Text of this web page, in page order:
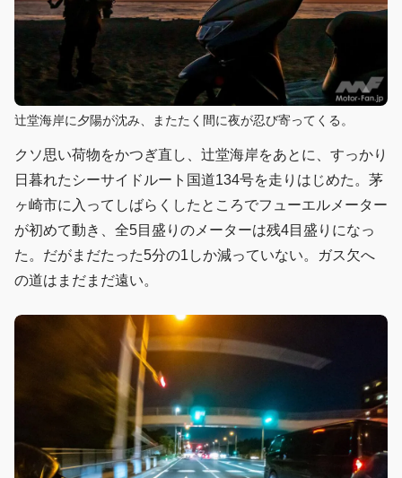
辻堂海岸に夕陽が沈み、またたく間に夜が忍び寄ってくる。
クソ思い荷物をかつぎ直し、辻堂海岸をあとに、すっかり
日暮れたシーサイドルート国道134号を走りはじめた。茅
ヶ崎市に入ってしばらくしたところでフューエルメーター
が初めて動き、全5目盛りのメーターは残4目盛りになっ
た。だがまだたった5分の1しか減っていない。ガス欠へ
の道はまだまだ遠い。